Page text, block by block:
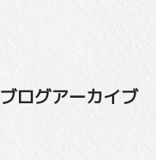
ブログアーカイブ